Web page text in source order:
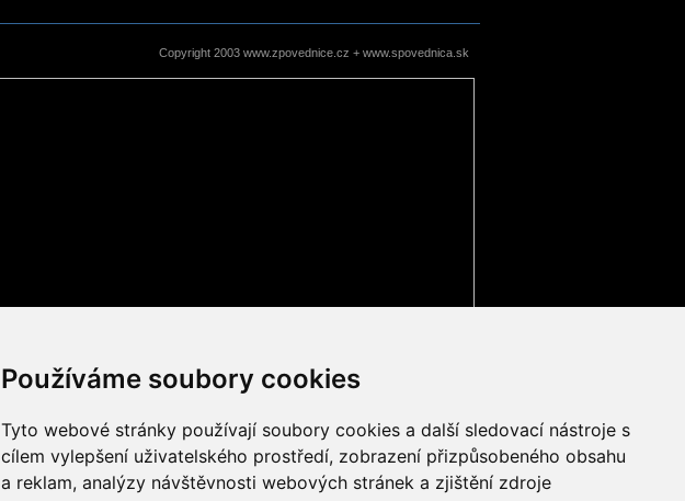
Používáme soubory cookies
Tyto webové stránky používají soubory cookies a další sledovací nástroje s
cílem vylepšení uživatelského prostředí, zobrazení přizpůsobeného obsahu
a reklam, analýzy návštěvnosti webových stránek a zjištění zdroje
Copyright 2003 www.zpovednice.cz + www.spovednica.sk